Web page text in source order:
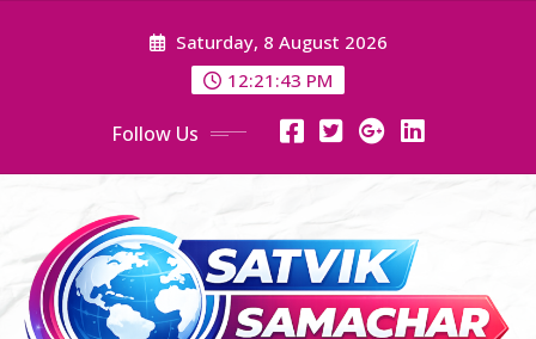
Saturday, 8 August 2026
12:21:44 PM
Follow Us